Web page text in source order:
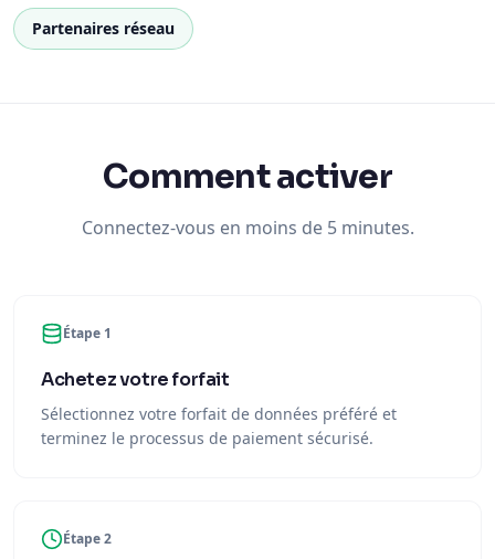
Partenaires réseau
Comment activer
Connectez-vous en moins de 5 minutes.
Étape 1
Achetez votre forfait
Sélectionnez votre forfait de données préféré et
terminez le processus de paiement sécurisé.
Étape 2